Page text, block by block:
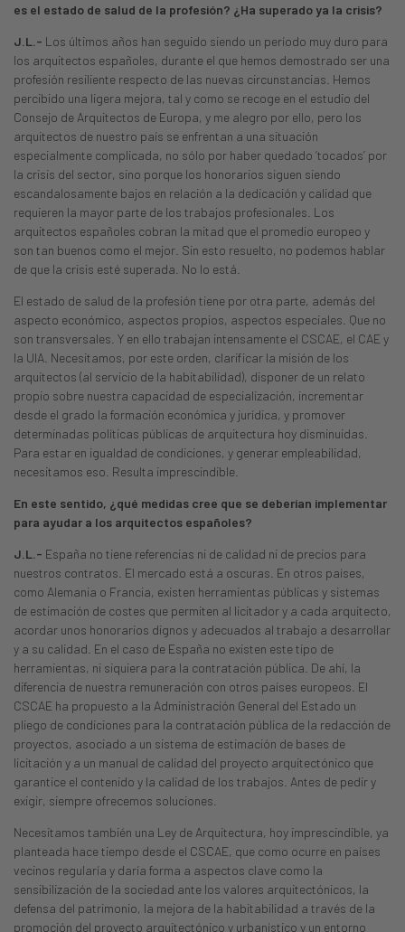
es el estado de salud de la profesión? ¿Ha superado ya la crisis?
J.L.- Los últimos años han seguido siendo un período muy duro para
los arquitectos españoles, durante el que hemos demostrado ser una
profesión resiliente respecto de las nuevas circunstancias. Hemos
percibido una ligera mejora, tal y como se recoge en el estudio del
Consejo de Arquitectos de Europa, y me alegro por ello, pero los
arquitectos de nuestro país se enfrentan a una situación
especialmente complicada, no sólo por haber quedado ‘tocados’ por
la crisis del sector, sino porque los honorarios siguen siendo
escandalosamente bajos en relación a la dedicación y calidad que
requieren la mayor parte de los trabajos profesionales. Los
arquitectos españoles cobran la mitad que el promedio europeo y
son tan buenos como el mejor. Sin esto resuelto, no podemos hablar
de que la crisis esté superada. No lo está.
El estado de salud de la profesión tiene por otra parte, además del
aspecto económico, aspectos propios, aspectos especiales. Que no
son transversales. Y en ello trabajan intensamente el CSCAE, el CAE y
la UIA. Necesitamos, por este orden, clarificar la misión de los
arquitectos (al servicio de la habitabilidad), disponer de un relato
propio sobre nuestra capacidad de especialización, incrementar
desde el grado la formación económica y jurídica, y promover
determinadas políticas públicas de arquitectura hoy disminuidas.
Para estar en igualdad de condiciones, y generar empleabilidad,
necesitamos eso. Resulta imprescindible.
En este sentido, ¿qué medidas cree que se deberían implementar
para ayudar a los arquitectos españoles?
J.L.- España no tiene referencias ni de calidad ni de precios para
nuestros contratos. El mercado está a oscuras. En otros países,
como Alemania o Francia, existen herramientas públicas y sistemas
de estimación de costes que permiten al licitador y a cada arquitecto,
acordar unos honorarios dignos y adecuados al trabajo a desarrollar
y a su calidad. En el caso de España no existen este tipo de
herramientas, ni siquiera para la contratación pública. De ahí, la
diferencia de nuestra remuneración con otros países europeos. El
CSCAE ha propuesto a la Administración General del Estado un
pliego de condiciones para la contratación pública de la redacción de
proyectos, asociado a un sistema de estimación de bases de
licitación y a un manual de calidad del proyecto arquitectónico que
garantice el contenido y la calidad de los trabajos. Antes de pedir y
exigir, siempre ofrecemos soluciones.
Necesitamos también una Ley de Arquitectura, hoy imprescindible, ya
planteada hace tiempo desde el CSCAE, que como ocurre en países
vecinos regularía y daría forma a aspectos clave como la
sensibilización de la sociedad ante los valores arquitectónicos, la
defensa del patrimonio, la mejora de la habitabilidad a través de la
promoción del proyecto arquitectónico y urbanístico y un entorno